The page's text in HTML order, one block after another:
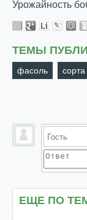
Урожайность
ТЕМЫ
фасоль сорта
ЕЩЕ ПО